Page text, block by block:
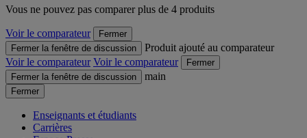
Vous ne pouvez pas comparer plus de 4 produits
Voir le comparateur
Fermer
Fermer la fenêtre de discussion
Produit ajouté au comparateur
Voir le comparateur Voir le comparateur
Fermer
Fermer la fenêtre de discussion
main
Fermer
Enseignants et étudiants
Carrières